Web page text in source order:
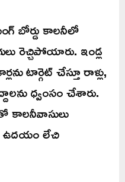
బోర్డు కాలనీలో
రెచ్చిపోయారు. ఇండ్ల
టార్గెట్ చేస్తూ రాళ్లు,
ధ్వంసం చేశారు.
కాలనీవాసులు
ఉదయం లేచి